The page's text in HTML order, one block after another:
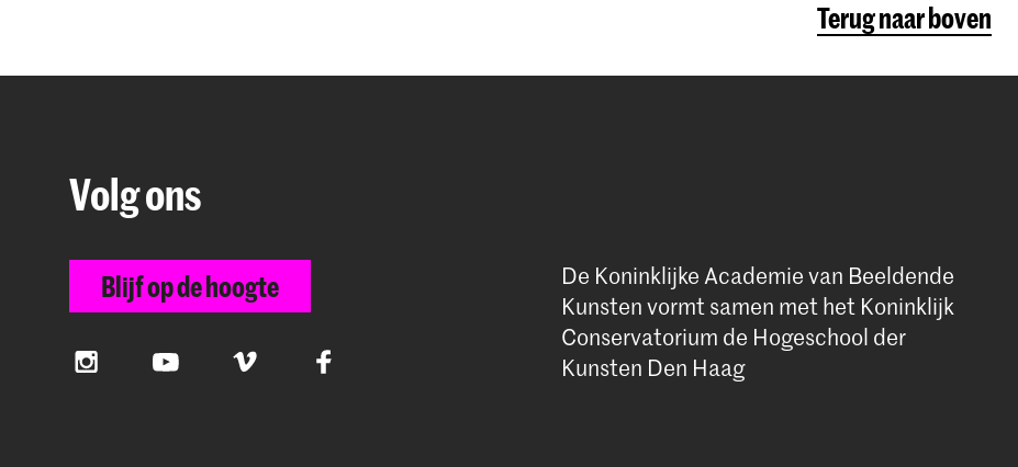
Terug naar boven
Volg ons
Blijf op de hoogte
InstagramYouTube Vimeo Facebook
De Koninklijke Academie van Beeldende
Kunsten vormt samen met het Koninklijk
Conservatorium de Hogeschool der
Kunsten Den Haag